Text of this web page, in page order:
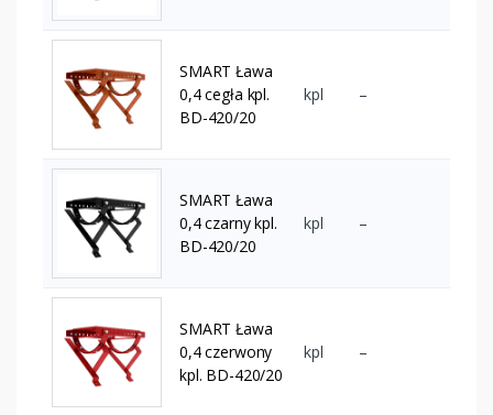
SMART Ława
0,4 cegła kpl.
BD-420/20
kpl –
SMART Ława
0,4 czarny kpl.
BD-420/20
kpl –
SMART Ława
0,4 czerwony
kpl. BD-420/20
kpl –